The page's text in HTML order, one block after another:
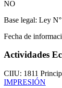
NO
Base legal: Ley
Fecha de
Actividades
CIIU: 1811
IMPRESIÓN